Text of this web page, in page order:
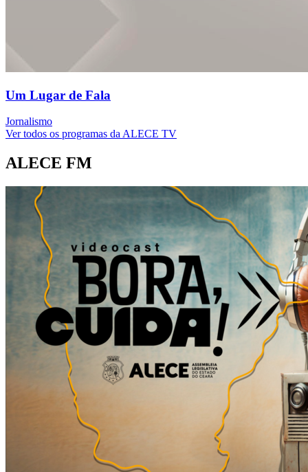
Um Lugar de Fala
Jornalismo
Ver todos os programas da ALECE TV
ALECE FM